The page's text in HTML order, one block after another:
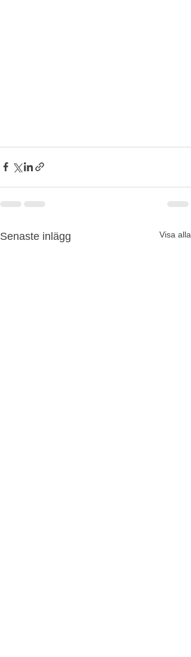
Senaste inlägg Visa alla